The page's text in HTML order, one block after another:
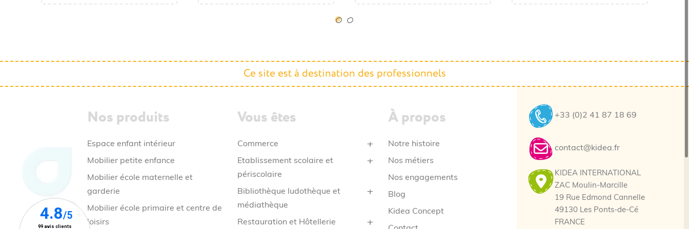
Ce site est à destination des professionnels
Nos produits
Espace enfant intérieur
Mobilier petite enfance
Mobilier école maternelle et
garderie
Mobilier école primaire et centre de
loisirs
Vous êtes
Commerce
Etablissement scolaire et
périscolaire
Bibliothèque ludothèque et
médiathèque
Restauration et Hôtellerie
À propos
Notre histoire
Nos métiers
Nos engagements
Blog
Kidea Concept
+33 (0)2 41 87 18 69
contact@kidea.fr
KIDEA INTERNATIONAL
ZAC Moulin-Marcille
19 Rue Edmond Cannelle
49130 Les Ponts-de-Cé
FRANCE